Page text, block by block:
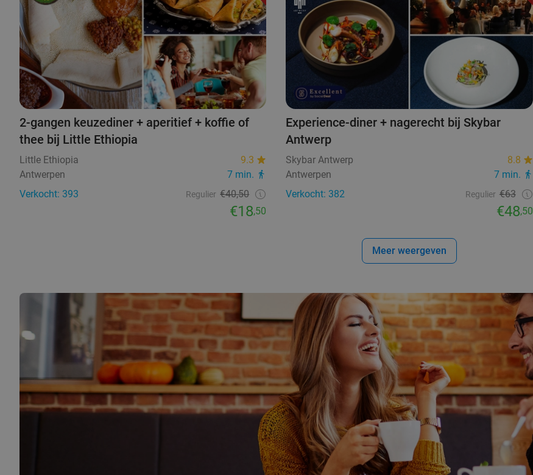
2-gangen keuzediner + aperitief + koffie of
thee bij Little Ethiopia
Little Ethiopia
9.3
Antwerpen
7 min.
Verkocht: 393
Regulier €40,50
€18,50
Experience-diner + nagerecht bij Skybar
Antwerp
Skybar Antwerp
8.8
Antwerpen
7 min.
Verkocht: 382
Regulier €63
€48,50
Meer weergeven